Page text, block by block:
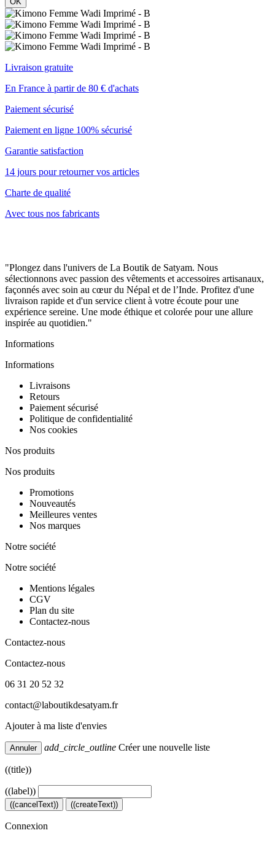
Livraison gratuite
En France à partir de 80 € d'achats
Paiement sécurisé
Paiement en ligne 100% sécurisé
Garantie satisfaction
14 jours pour retourner vos articles
Charte de qualité
Avec tous nos fabricants
"Plongez dans l'univers de La Boutik de Satyam. Nous
sélectionnons avec passion des vêtements et accessoires artisanaux,
façonnés avec soin au cœur du Népal et de l’Inde. Profitez d'une
livraison rapide et d'un service client à votre écoute pour une
expérience sereine. Une mode éthique et colorée pour une allure
inspirée au quotidien."
Informations
Informations
Livraisons
Retours
Paiement sécurisé
Politique de confidentialité
Nos cookies
Nos produits
Nos produits
Promotions
Nouveautés
Meilleures ventes
Nos marques
Notre société
Notre société
Mentions légales
CGV
Plan du site
Contactez-nous
Contactez-nous
Contactez-nous
06 31 20 52 32
contact@laboutikdesatyam.fr
Ajouter à ma liste d'envies
Annuler add_circle_outline Créer une nouvelle liste
((title))
((label))
((cancelText)) ((createText))
Connexion